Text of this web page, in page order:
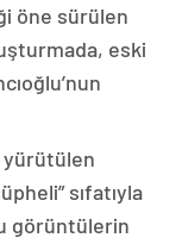
öne sürülen
eski
yürütülen
sıfatıyla
görüntülerin